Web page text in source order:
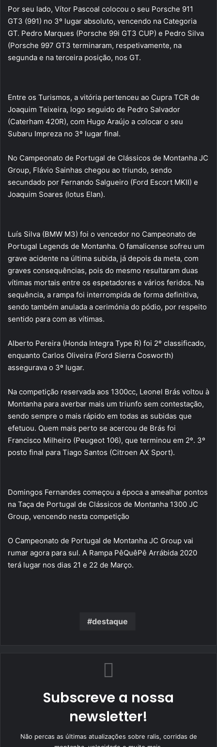
Por seu lado, Vítor Pascoal colocou o seu Porsche 911
GT3 (991) no 3º lugar absoluto, vencendo na Categoria
GT. Pedro Marques (Porsche 99i GT3 CUP) e Pedro Silva
(Porsche 997 GT3 terminaram, respetivamente, na
segunda e na terceira posição, nos GT.
Entre os Turismos, a vitória pertenceu ao Cupra TCR de
Joaquim Teixeira, logo seguido de Pedro Salvador
(Caterham 420R), com Hugo Araújo a colocar o seu
Subaru Impreza no 3º lugar final.
No Campeonato de Portugal de Clássicos de Montanha JC
Group, Flávio Sainhas chegou ao triundo, sendo
secundado por Fernando Salgueiro (Ford Escort MKII) e
Joaquim Soares (lotus Elan).
Luís Silva (BMW M3) foi o vencedor no Campeonato de
Portugal Legends de Montanha. O famalicense sofreu um
grave acidente na última subida, já depois da meta, com
graves consequências, pois do mesmo resultaram duas
vítimas mortais entre os espetadores e vários feridos. Na
sequência, a rampa foi interrompida de forma definitiva,
sendo também anulada a cerimónia do pódio, por respeito
sentido para com as vítimas.
Alberto Pereira (Honda Integra Type R) foi 2º classificado,
enquanto Carlos Oliveira (Ford Sierra Cosworth)
assegurava o 3º lugar.
Na competição reservada aos 1300cc, Leonel Brás voltou à
Montanha para averbar mais um triunfo sem contestação,
sendo sempre o mais rápido em todas as subidas que
efetuou. Quem mais perto se acercou de Brás foi
Francisco Milheiro (Peugeot 106), que terminou em 2º. 3º
posto final para Tiago Santos (Citroen AX Sport).
Domingos Fernandes começou a época a amealhar pontos
na Taça de Portugal de Clássicos de Montanha 1300 JC
Group, vencendo nesta competição
O Campeonato de Portugal de Montanha JC Group vai
rumar agora para sul. A Rampa PêQuêPê Arrábida 2020
terá lugar nos dias 21 e 22 de Março.
destaque
Subscreve a nossa
newsletter!
Não percas as últimas atualizações sobre ralis, corridas de